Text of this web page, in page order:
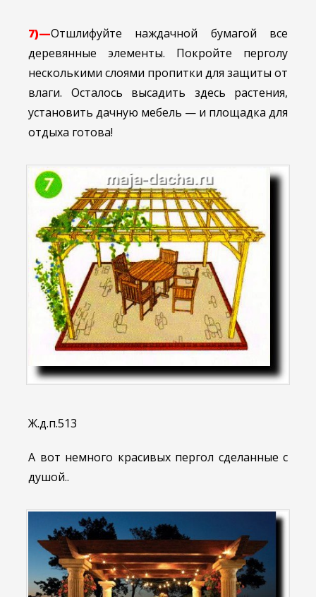
7)—Отшлифуйте наждачной бумагой все
деревянные элементы. Покройте перголу
несколькими слоями пропитки для защиты от
влаги. Осталось высадить здесь растения,
установить дачную мебель — и площадка для
отдыха готова!
Ж.д.п.513
А вот немного красивых пергол сделанные с
душой..